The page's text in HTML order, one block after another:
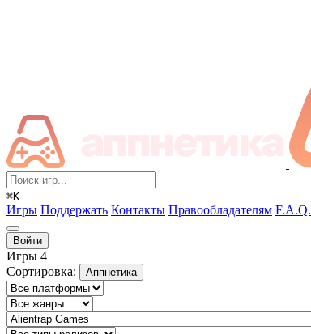
⌘K
Игры Поддержать Контакты Правообладателям F.A.Q.
Войти
Игры 4
Сортировка:
Аппнетика